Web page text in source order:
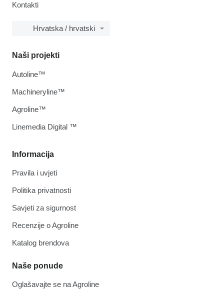
Kontakti
Hrvatska / hrvatski
Informacija
Pravila i uvjeti
Politika privatnosti
Savjeti za sigurnost
Recenzije o Agroline
Katalog brendova
Naše ponude
Oglašavajte se na Agroline
Naši projekti
Autoline™
Machineryline™
Agroline™
Linemedia Digital ™